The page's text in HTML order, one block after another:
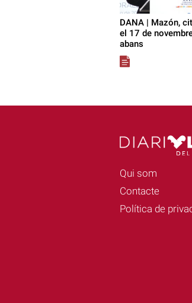
DANA | Mazón,
el 17 de
abans
Qui som
Contacte
Política de